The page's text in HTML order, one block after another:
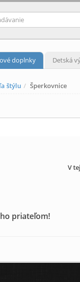
doplnky Detská
štýlu Šperkovnice
V
priateľom!